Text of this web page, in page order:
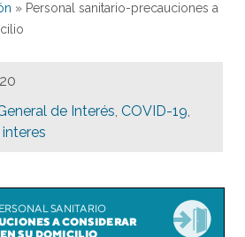
» Personal sanitario-precauciones a
de Interés, COVID-19,